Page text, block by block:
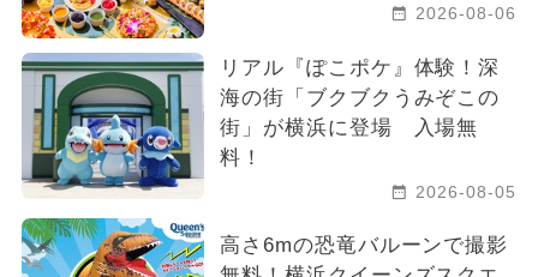
2026-08-06
リアル『ぽこポケ』体験！深
海の街「ブクブクうみぞこの
街」が横浜に登場 入場無
料！
2026-08-05
高さ6mの恐竜バルーンで撮影